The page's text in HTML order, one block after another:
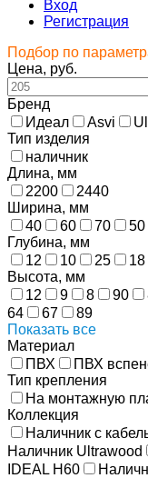
Вход
Регистрация
Подбор по
Цена, руб.
Бренд
Идеал
Asvi
Тип изделия
наличник
Длина, мм
2200
2440
Ширина, мм
40
60 70 50
Глубина, мм
12
10 25 18
Высота, мм
12
9 8 90
64
67
89
Показать все
Материал
ПВХ
ПВХ
Тип крепления
На монтажную
Коллекция
Наличник с
Наличник Ultrawood
IDEAL Н60